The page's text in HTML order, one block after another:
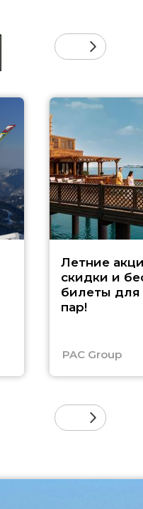
Летние
скидки и
билеты для
пар!
PAC Group